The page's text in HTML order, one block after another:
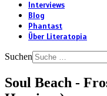
Interviews
Blog
Phantast
Über Literatopia
Suchen
Soul Beach -